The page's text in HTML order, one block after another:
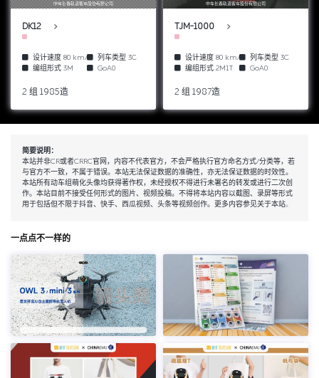
中车长春轨道客车股份有限公司
DK12
设计速度 80 km/h 列车类型 3C
编组形式 3M GoA0
2 组 1985造
中车长春轨道客车股份有限公司
TJM-1000
设计速度 80 km/h 列车类型 3C
编组形式 2M1T GoA0
2 组 1987造
简要说明：
本站并非CR或者CRRC官网，内容不代表官方，不会严格执行官方命名方式/分类等，若
与官方不一致，不属于错误。本站无法保证数据的准确性，亦无法保证数据的时效性。
本站所有动车组萌化头像均获得著作权，未经授权不得进行未署名的转发或进行二次创
作。本站目前不接受任何形式的图片、视频投稿。不得将本站内容以截图、录屏等形式
用于包括但不限于抖音、快手、西瓜视频、头条等视频创作。更多内容参见关于本站。
一点点不一样的